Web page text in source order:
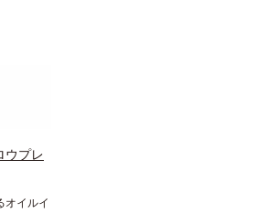
ス、シ
スエト
使用量
用ステ
リン
あたり
の詳し
ださ
ちら
の美白
ル（デ
合。シ
“メラ
、粉砕
ップで
アルテ
るおい
ような
取った
ウプレ
オイルイ